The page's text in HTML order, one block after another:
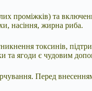
проміжків) та
насіння, жирна риба.
токсинів,
та ягоди є чудовим
Перед